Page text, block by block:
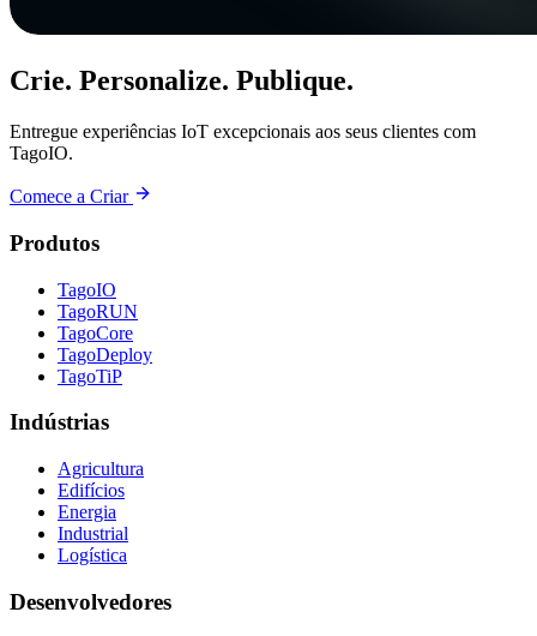
Crie. Personalize. Publique.
Entregue experiências IoT excepcionais aos seus clientes com
TagoIO.
Comece a Criar
Produtos
TagoIO
TagoRUN
TagoCore
TagoDeploy
TagoTiP
Indústrias
Agricultura
Edifícios
Energia
Industrial
Logística
Desenvolvedores